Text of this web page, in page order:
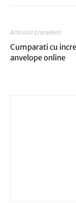
Articolul precedent
Cumparati cu
anvelope online